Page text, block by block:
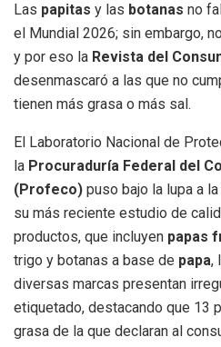
Las papitas y las botanas no
el Mundial 2026; sin embargo,
y por eso la Revista del
desenmascaró a las que no
tienen más grasa o más sal.
El Laboratorio Nacional de
la Procuraduría Federal del
(Profeco) puso bajo la lupa a
su más reciente estudio de
productos, que incluyen papas
trigo y botanas a base de papa,
diversas marcas presentan
etiquetado, destacando que 13
grasa de la que declaran al